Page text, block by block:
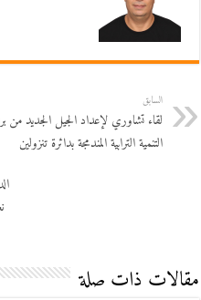
السابق
لقاء تشاوري لإعداد الجيل الجديد من
التنمية الترابية المندمجة بدائرة تنزولين
مقالات ذات صلة